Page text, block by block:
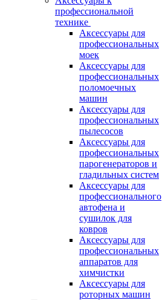
профессиональной
технике
Аксессуары для
профессиональных
моек
Аксессуары для
профессиональных
поломоечных
машин
Аксессуары для
профессиональных
пылесосов
Аксессуары для
профессиональных
парогенераторов и
гладильных систем
Аксессуары для
профессионального
автофена и
сушилок для
ковров
Аксессуары для
профессиональных
аппаратов для
химчистки
Аксессуары для
роторных машин